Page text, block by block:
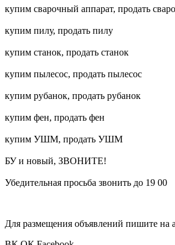
купим сварочный аппарат, продать
купим пилу, продать пилу
купим станок, продать станок
купим пылесос, продать пылесос
купим рубанок, продать рубанок
купим фен, продать фен
купим УШМ, продать УШМ
БУ и новый, ЗВОНИТЕ!
Убедительная просьба звонить до 19 00
Для размещения объявлений пишите на